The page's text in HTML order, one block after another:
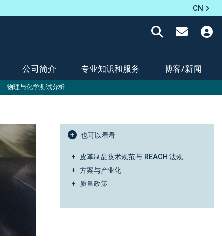
CN
公司简介 专业知识和服务 博客/新闻
物理与化学测试分析
也可以看看
皮革制品技术规范与 REACH 法规
方案与产业化
质量政策